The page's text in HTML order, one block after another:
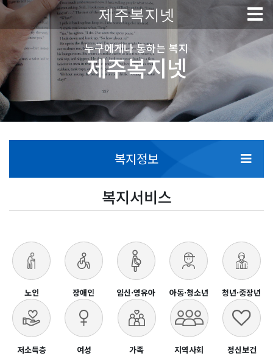
제주복지넷
누구에게나 통하는 복지
제주복지넷
복지정보
복지서비스
노인 장애인 임신·영유아 아동·청소년 청년·중장년
저소득층 여성 가족 지역사회 정신보건